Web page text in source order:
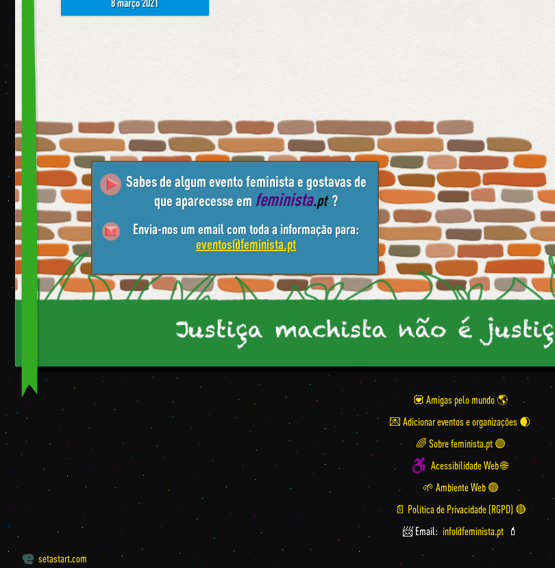
Sabes de algum evento feminista e gostavas de
que aparecesse em feminista.pt ?
Envia-nos um email com toda a informação para:
eventos@feminista.pt
💟 Amigas pelo mundo
💌 Adicionar eventos e organizações
🌈 Sobre feminista.pt 🟣
Acessibilidade Web 🌐
🌱 Ambiente Web 🟢
📄 Política de Privacidade (RGPD) 🔴
📨 Email: info@feminista.pt 💄
setastart.com